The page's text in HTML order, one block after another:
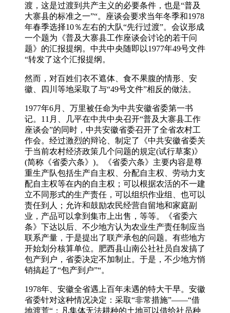
渡，这是过渡到共产主义的必要条件，也是“普及
大寨县的标准之一”“。座谈会要求当年冬季和1978
年春季选择10％左右的大队“先行过渡”。会议形成
一个题为《普及大寨县工作座谈会讨论的若干问
题》的汇报提纲。中共中央随即以1977年49号文件
“转发了这个汇报提纲。
然而，对百姓们衣不遮体、食不果腹的情形、安
徽、四川等地采取了与“49号文件”相反的做法。
1977年6月、万里被任命为中共安徽省委第一书
记。11月、几平在中共中央召开“普及大寨县工作
座谈会”的同时，中共安徽省委召开了全省农村工
作会。经过激烈的辩论、制定了《中共安徽省委关
于当前农村经济政策几个问题的規定(试行草案)》
(简称《省委六条》)。《省委六条》主要内容是尊
重生产队包括生产自主权、分配自主权、劳动力支
配自主权等在内的自主权；可以根据农活的不一建
立不同形式的生产责任，可以组织作业组、也可以
责任到人；允许和鼓励农民经营自留地和家庭副
业，产品可以拿到集市上出售，等等。《省委六
条》下达以后、不少地方认为农业生产责任制应当
联系产量，于是提出了联产承包的问题。有些地方
开始划分核算单位。肥西县山南公社社员自发搞了
包产到户，省委决定不加制止。于是，不少地方悄
销搞起了“包产到户”“。
1978年、安徽全省遇上百年未遇的特大干早。安徽
省委针对这种情况决定：采取“非常措施”——“借
地渡荒“；凡集体无法耕种的土地可以借给社员种